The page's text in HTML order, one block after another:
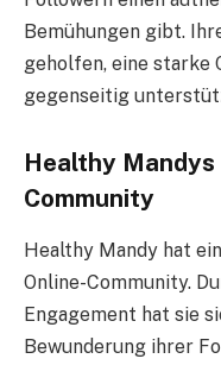
Bemühungen gibt.
geholfen, eine starke
gegenseitig
Healthy
Community
Healthy Mandy hat
Online-Community.
Engagement hat sie
Bewunderung ihrer